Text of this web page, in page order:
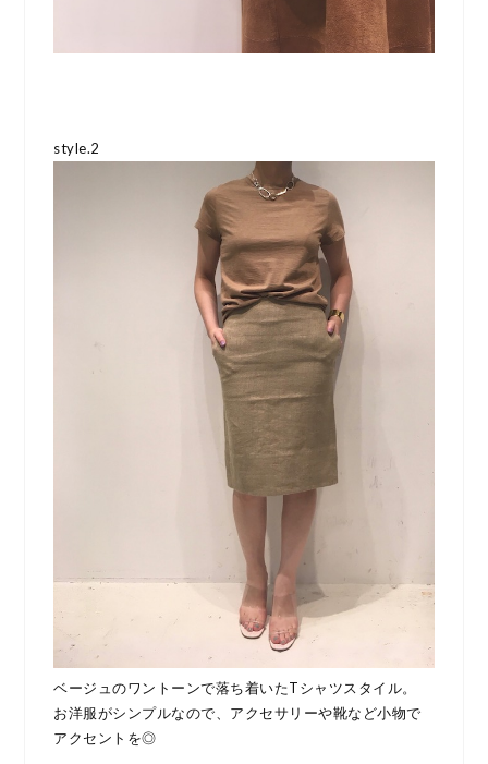
style.2
ベージュのワントーンで落ち着いたTシャツスタイル。
お洋服がシンプルなので、アクセサリーや靴など小物で
アクセントを◎